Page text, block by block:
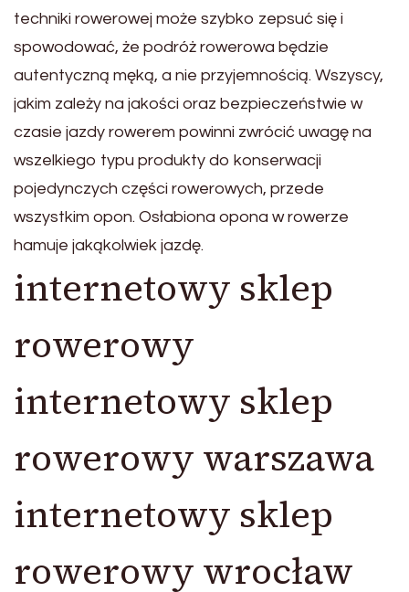
techniki rowerowej może szybko zepsuć się i
spowodować, że podróż rowerowa będzie
autentyczną męką, a nie przyjemnością. Wszyscy,
jakim zależy na jakości oraz bezpieczeństwie w
czasie jazdy rowerem powinni zwrócić uwagę na
wszelkiego typu produkty do konserwacji
pojedynczych części rowerowych, przede
wszystkim opon. Osłabiona opona w rowerze
hamuje jakąkolwiek jazdę.
internetowy sklep
rowerowy
internetowy sklep
rowerowy warszawa
internetowy sklep
rowerowy wrocław